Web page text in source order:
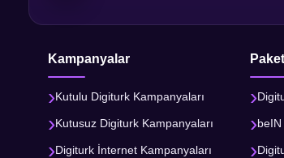
Kampanyalar
Kutulu Digiturk Kampanyaları
Kutusuz Digiturk Kampanyaları
Digiturk İnternet Kampanyaları